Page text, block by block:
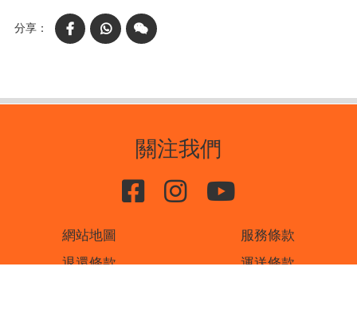
FacebookWhatsAppWeChat
關注我們
網站地圖
服務條款
退還條款
運送條款